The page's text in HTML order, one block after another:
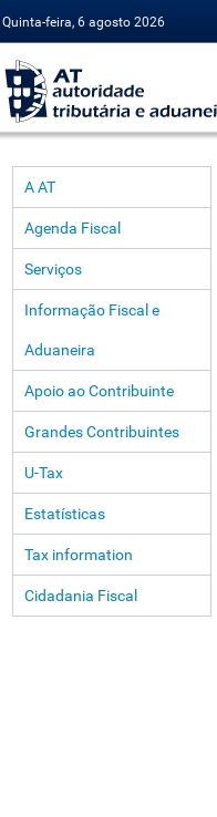
Quinta-feira, 6 agosto 2026
A AT
Agenda Fiscal
Serviços
Informação Fiscal e
Aduaneira
Apoio ao Contribuinte
Grandes Contribuintes
U-Tax
Estatísticas
Tax information
Cidadania Fiscal